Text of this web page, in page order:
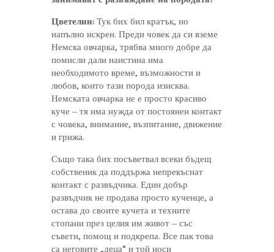
Цветелин: Тук бих бил кратък, но
напълно искрен. Преди човек да си вземе
Немска овчарка, трябва много добре да
помисли дали наистина има
необходимото време, възможности и
любов, които тази порода изисква.
Немската овчарка не е просто красиво
куче – тя има нужда от постоянен контакт
с човека, внимание, възпитание, движение
и грижа.
Също така бих посъветвал всеки бъдещ
собственик да поддържа непрекъснат
контакт с развъдчика. Един добър
развъдчик не продава просто кученце, а
остава до своите кучета и техните
стопани през целия им живот – със
съвети, помощ и подкрепа. Все пак това
са неговите „деца“ и той носи